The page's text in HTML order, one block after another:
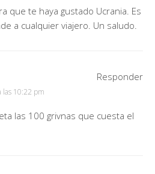
que te haya gustado Ucrania. Es
a cualquier viajero. Un saludo.
las 10:22 pm
las 100 grivnas que cuesta el
Responder